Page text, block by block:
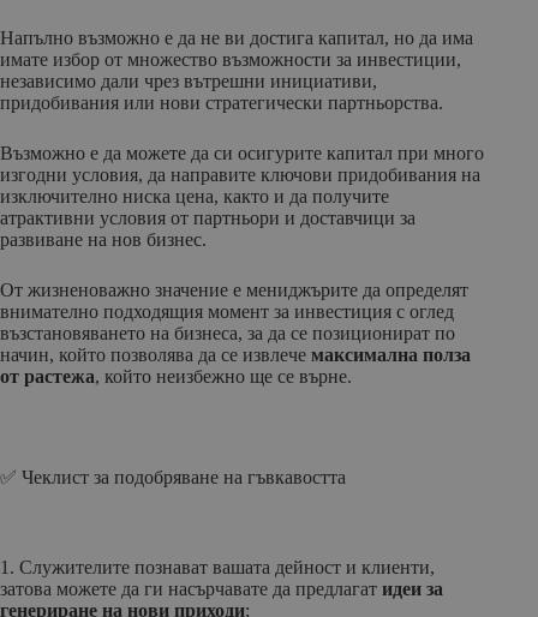
Напълно възможно е да не ви достига капитал, но да има
имате избор от множество възможности за инвестиции,
независимо дали чрез вътрешни инициативи,
придобивания или нови стратегически партньорства.
Възможно е да можете да си осигурите капитал при много
изгодни условия, да направите ключови придобивания на
изключително ниска цена, както и да получите
атрактивни условия от партньори и доставчици за
развиване на нов бизнес.
От жизненоважно значение е мениджърите да определят
внимателно подходящия момент за инвестиция с оглед
възстановяването на бизнеса, за да се позиционират по
начин, който позволява да се извлече максимална полза
от растежа, който неизбежно ще се върне.
✅ Чеклист за подобряване на гъвкавостта
1. Служителите познават вашата дейност и клиенти,
затова можете да ги насърчавате да предлагат идеи за
генериране на нови приходи;